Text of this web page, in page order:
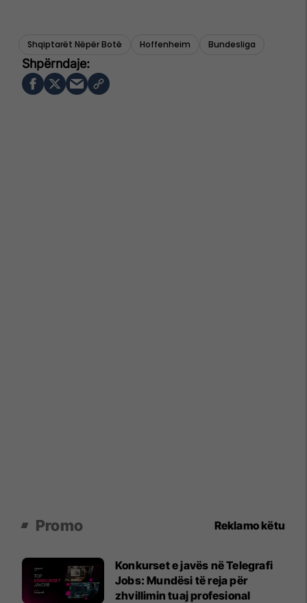
Shqiptarët Nëpër Botë Hoffenheim Bundesliga
Promo Reklamo këtu
Konkurset e javës në Telegrafi
Jobs: Mundësi të reja për
zhvillimin tuaj profesional